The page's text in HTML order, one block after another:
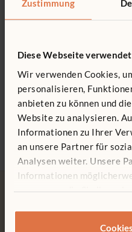
Zustimmung
Diese Webseite
Wir verwenden Cookies,
personalisieren,
anbieten zu können und
Website zu analysieren.
Informationen zu Ihrer
an unsere Partner für
Analysen weiter. Unsere
Informationen
zusammen, die Sie ihnen
Rechteck-Paneel
81 x 63 cm
150 €
Typ: Pinnwand